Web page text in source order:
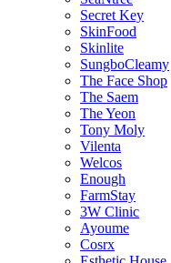
Secret Key
SkinFood
Skinlite
SungboCleamy
The Face Shop
The Saem
The Yeon
Tony Moly
Vilenta
Welcos
Enough
FarmStay
3W Clinic
Ayoume
Cosrx